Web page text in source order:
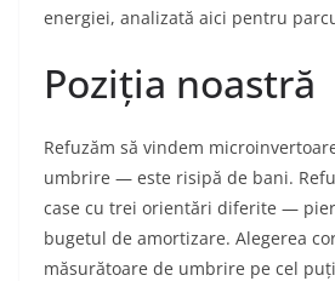
energiei, analizată aici pentru
Poziția noastră
Refuzăm să vindem
umbrire — este risipă de bani.
case cu trei orientări diferite —
bugetul de amortizare. Alegerea
măsurătoare de umbrire pe cel